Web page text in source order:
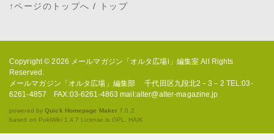
↑ページのトップへ / トップ
Copyright © 2026 メールマガジン「オルタ広場i」編集室 All Rights
Reserved.
メールマガジン「オルタ広場」編集部 千代田区九段北2－3－2 TEL:03-
6261-4857 FAX:03-6261-4863 mail:alter@alter-magazine.jp
powered byQuick Homepage Maker 7.0.2
based on PukiWiki 1.4.7 License is GPL. HAIK